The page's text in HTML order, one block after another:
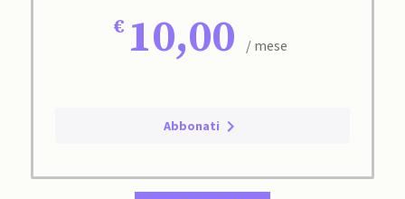
10,00 / mese
Abbonati